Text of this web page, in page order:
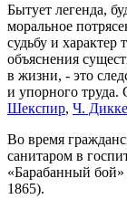
Бытует легенда,
моральное
судьбу и характер
объяснения
в жизни, - это
и упорного
Шекспир, Ч.
Во время
санитаром в
«Барабанный бой»
1865).